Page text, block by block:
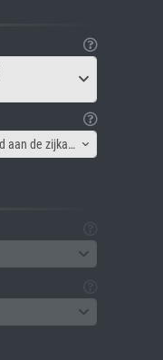
Canvas lijst - Afbeelding gespiegeld aan de zijkant